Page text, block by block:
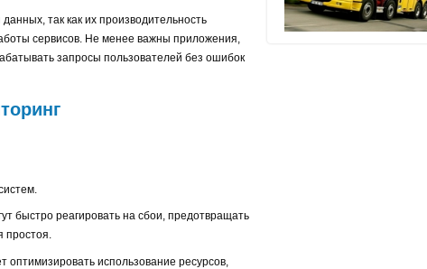
так как их производительность
сервисов. Не менее важны приложения,
запросы пользователей без ошибок
быстро реагировать на сбои, предотвращать
простоя.
оптимизировать использование ресурсов,